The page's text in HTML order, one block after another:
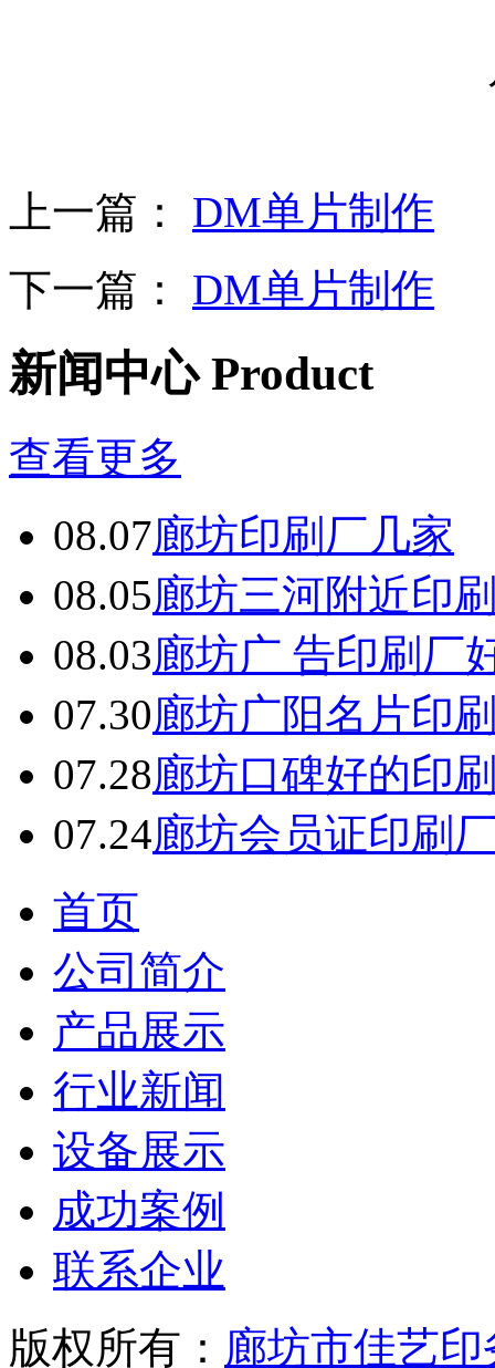
设
肥
设
备
东
有
设
深
圳
机
肥
设
备
州
有
肥
东
莞
有
机
设
备
佛
山
有
机
肥
备
中
山
有
肥
设
上一篇： DM单片制作
下一篇： DM单片制作
新闻中心 Product
查看更多
08.07廊坊印刷厂几家
08.05廊坊三河附近印
08.03廊坊广 告印刷厂
07.30廊坊广阳名片印
07.28廊坊口碑好的印
07.24廊坊会员证印刷
首页
公司简介
产品展示
行业新闻
设备展示
成功案例
联系企业
版权所有： 廊坊市佳艺